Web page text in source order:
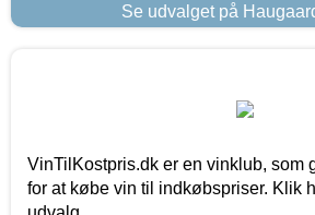
Se udvalget på
VinTilKostpris.dk er en vinklub, som
for at købe vin til indkøbspriser. Klik